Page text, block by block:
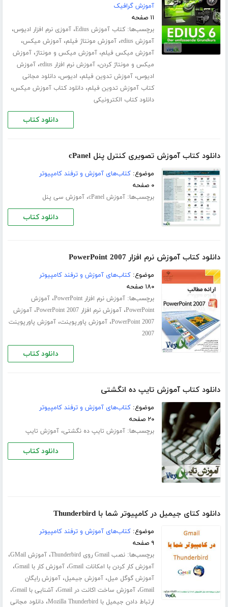
آموزش گرافیک
۱۱ صفحه
برچسب‌ها:کتاب آموزش Edius ،آموزی نرم افزار ادیوس،
آموزش edius ،آموزش مونتاژ فیلم،آموزش میکس،
آموزش میکس فیلم،آموزش میکس و مونتاژ،آموزش
میکس و مونتاژ کردن،آموزش نرم افزار edius ،آموزش
ادیوس،آموزش تدوین فیلم، ادیوس،دانلود مجانی
کتاب آموزش تدوین فیلم،دانلود کتاب آموزش میکس،
دانلود کتاب الکترونیکی
دانلود کتاب
دانلود کتاب آموزش تصویری کنترل پنل cPanel
موضوع:کتاب‌های آموزش و ترفند کامپیوتر
۰ صفحه
برچسب‌ها:آموزش cPanel ،آموزش سی پنل
دانلود کتاب
دانلود کتاب آموزش نرم افزار PowerPoint 2007
موضوع:کتاب‌های آموزش و ترفند کامپیوتر
۱۸۰ صفحه
برچسب‌ها:آموزش نرم افزار PowerPoint ،آموزش
PowerPoint،آموزش نرم افزار PowerPoint 2007 ،آموزش
PowerPoint 2007،آموزش پاورپوینت،آموزش پاورپوینت
2007
دانلود کتاب
دانلود کتاب آموزش تایپ ده انگشتی
موضوع:کتاب‌های آموزش و ترفند کامپیوتر
۲۰ صفحه
برچسب‌ها:آموزش تایپ ده‌ نگشتی،آموزش تایپ
دانلود کتاب
دانلود کتای جیمیل در کامپیوتر شما با Thunderbird
موضوع:کتاب‌های آموزش و ترفند کامپیوتر
۹ صفحه
برچسب‌ها:نصب Gmail روی Thunderbird ،آموزش GMail ،
آموزش کار کردن با امکانات Gmail ،آموزش کار با Gmail ،
آموزش گوگل میل،آموزش جیمیل،آموزش رایگان
Gmail،آموزش ساخت اکانت در Gmail ،آشنایی با Gmail ،
ارتباط دادن جیمیل با Mozilla Thunderbird ،دانلود مجانی